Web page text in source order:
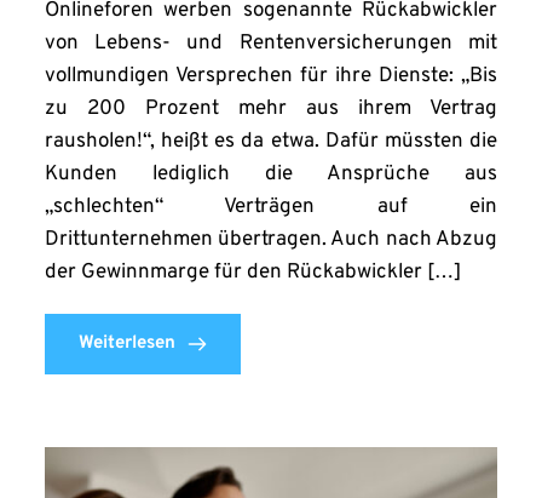
Onlineforen werben sogenannte Rückabwickler
von Lebens- und Rentenversicherungen mit
vollmundigen Versprechen für ihre Dienste: „Bis
zu 200 Prozent mehr aus ihrem Vertrag
rausholen!“, heißt es da etwa. Dafür müssten die
Kunden lediglich die Ansprüche aus
„schlechten“ Verträgen auf ein
Drittunternehmen übertragen. Auch nach Abzug
der Gewinnmarge für den Rückabwickler […]
Weiterlesen